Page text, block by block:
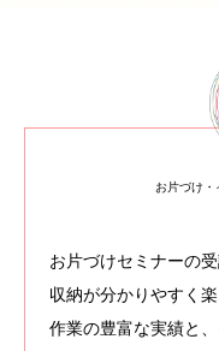
お片づけ・
お片づけセミナーの
収納が分かりやすく
作業の豊富な実績と